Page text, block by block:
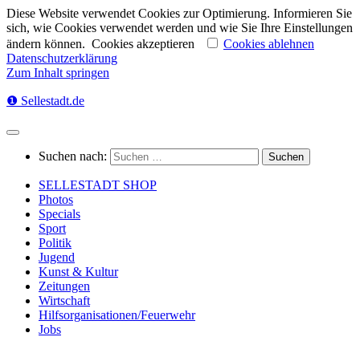
Diese Website verwendet Cookies zur Optimierung. Informieren Sie
sich, wie Cookies verwendet werden und wie Sie Ihre Einstellungen
ändern können. Cookies akzeptieren
Cookies ablehnen
Datenschutzerklärung
Zum Inhalt springen
❶ Sellestadt.de
Suchen nach:
SELLESTADT SHOP
Photos
Specials
Sport
Politik
Jugend
Kunst & Kultur
Zeitungen
Wirtschaft
Hilfsorganisationen/Feuerwehr
Jobs